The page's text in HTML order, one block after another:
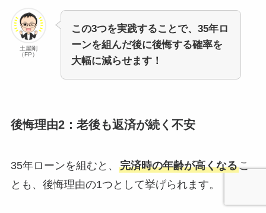
土屋剛
（FP）
この3つを実践することで、35年ロ
ーンを組んだ後に後悔する確率を
大幅に減らせます！
後悔理由2：老後も返済が続く不安
35年ローンを組むと、 完済時の年齢が高くなるこ
とも、後悔理由の1つとして挙げられます。